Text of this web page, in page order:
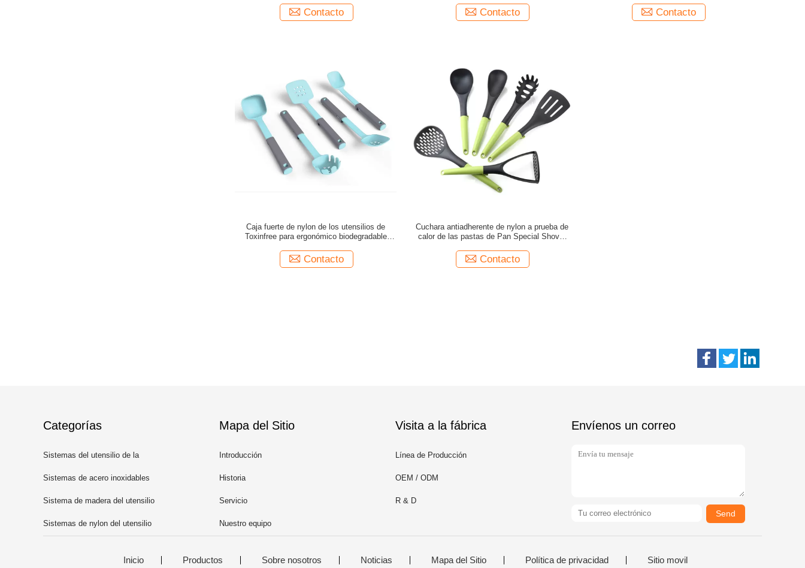
Contacto Contacto Contacto
Caja fuerte de nylon de los utensilios de
Toxinfree para ergonómico biodegradable
Contacto
Cuchara antiadherente de nylon a prueba de
calor de las pastas de Pan Special Shovel
Contacto
Categorías
Sistemas del utensilio de la
cocina del silicón
Sistemas de acero inoxidables
del utensilio de la cocina
Sistema de madera del utensilio
de la cocina
Sistemas de nylon del utensilio
Mapa del Sitio
Introducción
Historia
Servicio
Nuestro equipo
Visita a la fábrica
Línea de Producción
OEM / ODM
R & D
Envíenos un correo
Send
Inicio Productos Sobre nosotros Noticias Mapa del Sitio Política de privacidad Sitio movil